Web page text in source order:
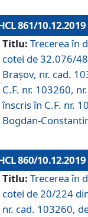
861/10.12.2019
Titlu: Trecerea în
cotei de 32.076/
Brașov, nr. cad.
C.F. nr. 103260,
înscris în C.F. nr.
Bogdan-
860/10.12.2019
Titlu: Trecerea în
cotei de 20/224
nr. cad. 103260,